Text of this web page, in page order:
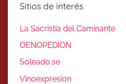
Sitios de interés
La Sacristía del Caminante
OENOPEDION
Soleado.se
Vinoexpresion